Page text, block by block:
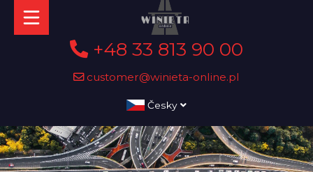
+48 33 813 90 00
customer@winieta-online.pl
Česky